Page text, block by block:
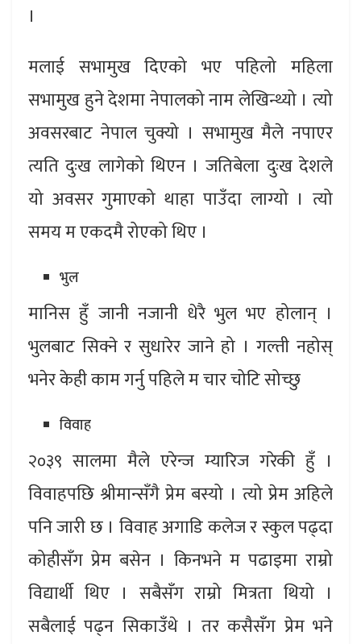
।
मलाई सभामुख दिएको भए पहिलो महिला
सभामुख हुने देशमा नेपालको नाम लेखिन्थ्यो । त्यो
अवसरबाट नेपाल चुक्यो । सभामुख मैले नपाएर
त्यति दुःख लागेको थिएन । जतिबेला दुःख देशले
यो अवसर गुमाएको थाहा पाउँदा लाग्यो । त्यो
समय म एकदमै रोएको थिए ।
भुल
मानिस हुँ जानी नजानी धेरै भुल भए होलान् ।
भुलबाट सिक्ने र सुधारेर जाने हो । गल्ती नहोस्
भनेर केही काम गर्नु पहिले म चार चोटि सोच्छु
विवाह
२०३९ सालमा मैले एरेन्ज म्यारिज गरेकी हुँ ।
विवाहपछि श्रीमान्सँगै प्रेम बस्यो । त्यो प्रेम अहिले
पनि जारी छ । विवाह अगाडि कलेज र स्कुल पढ्दा
कोहीसँग प्रेम बसेन । किनभने म पढाइमा राम्रो
विद्यार्थी थिए । सबैसँग राम्रो मित्रता थियो ।
सबैलाई पढ्न सिकाउँथे । तर कसैसँग प्रेम भने